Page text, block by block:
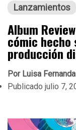
Lanzamientos
Album
cómic hecho
producción
PorLuisa
Publicado julio 7,